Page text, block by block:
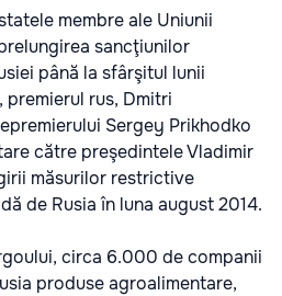
membre ale Uniunii
sancţiunilor
până la sfârşitul lunii
premierul rus, Dmitri
Sergey Prikhodko
către preşedintele Vladimir
măsurilor restrictive
de Rusia în luna august 2014.
circa 6.000 de companii
produse agroalimentare,